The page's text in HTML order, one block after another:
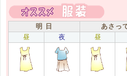
明 日
あさっ
昼
夜 昼